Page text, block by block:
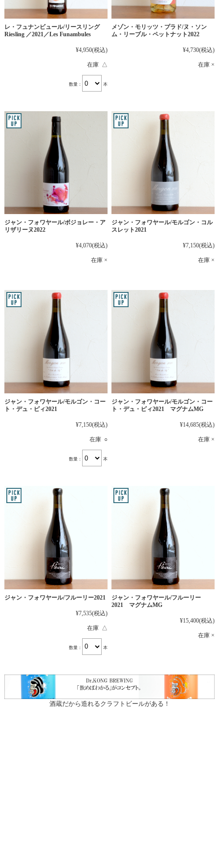
レ・フュナンビュール/リースリング
Riesling ／2021／Les Funambules
¥4,950(税込)
在庫 △
数量： 本
メゾン・モリッツ・プラド/ヌ・ソン
ム・リーブル・ペットナット2022
¥4,730(税込)
在庫 ×
ジャン・フォワヤール/ボジョレー・ア
リザリーヌ2022
¥4,070(税込)
在庫 ×
ジャン・フォワヤール/モルゴン・コル
スレット2021
¥7,150(税込)
在庫 ×
ジャン・フォワヤール/モルゴン・コー
ト・デュ・ピィ2021
¥7,150(税込)
在庫 ○
数量： 本
ジャン・フォワヤール/モルゴン・コー
ト・デュ・ピィ2021 マグナムMG
¥14,685(税込)
在庫 ×
ジャン・フォワヤール/フルーリー2021
¥7,535(税込)
在庫 △
数量： 本
ジャン・フォワヤール/フルーリー
2021 マグナムMG
¥15,400(税込)
在庫 ×
酒蔵だから造れるクラフトビールがある！